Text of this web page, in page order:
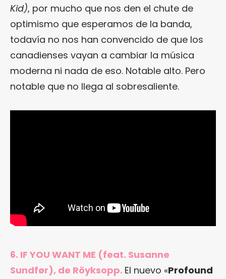
Kid), por mucho que nos den el chute de
optimismo que esperamos de la banda,
todavía no nos han convencido de que los
canadienses vayan a cambiar la música
moderna ni nada de eso. Notable alto. Pero
notable que no llega al sobresaliente.
6. IF YOU WANT ME (feat. Susanne
Sundfør), de Röyksopp. El nuevo «Profound